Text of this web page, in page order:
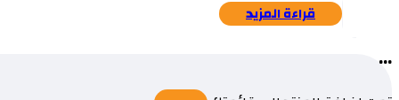
قراءة المزيد
...